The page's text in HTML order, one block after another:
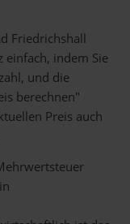
Friedrichshall
einfach, indem Sie
und die
berechnen"
Preis auch